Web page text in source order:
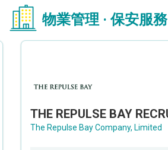
物業管理 · 保安服務
The Repulse Bay Company, Limited